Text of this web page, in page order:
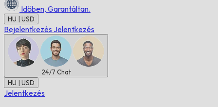
Időben, Garantáltan.
HU | USD
Bejelentkezés Jelentkezés
24/7 Chat
HU | USD
Jelentkezés